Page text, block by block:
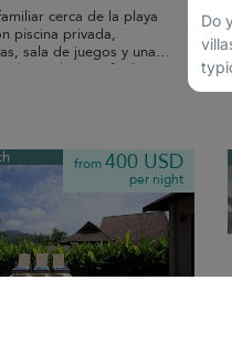
cerca de la playa
piscina privada,
sala de juegos y una
diseñada para facilitar
grupo.
from400 USD
per night